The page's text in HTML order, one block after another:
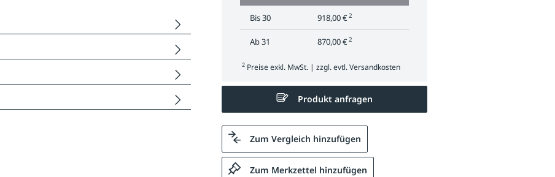
Bis30 918,00 € 2
Ab31 870,00 € 2
2Preise exkl. MwSt. | zzgl. evtl.Versandkosten
Produkt anfragen
Zum Vergleich hinzufügen
Zum Merkzettel hinzufügen